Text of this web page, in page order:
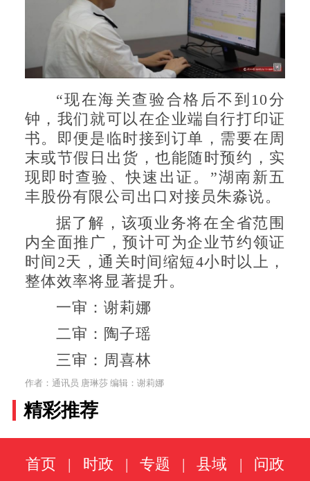
“现在海关查验合格后不到10分
钟，我们就可以在企业端自行打印证
书。即便是临时接到订单，需要在周
末或节假日出货，也能随时预约，实
现即时查验、快速出证。”湖南新五
丰股份有限公司出口对接员朱淼说。
据了解，该项业务将在全省范围
内全面推广，预计可为企业节约领证
时间2天，通关时间缩短4小时以上，
整体效率将显著提升。
一审：谢莉娜
二审：陶子瑶
三审：周喜林
作者：通讯员 唐琳莎 编辑：谢莉娜
精彩推荐
首页 | 时政 | 专题 | 县域 | 问政